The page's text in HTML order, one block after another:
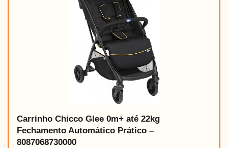
Carrinho Chicco Glee 0m+ até 22kg
Fechamento Automático Prático –
8087068730000